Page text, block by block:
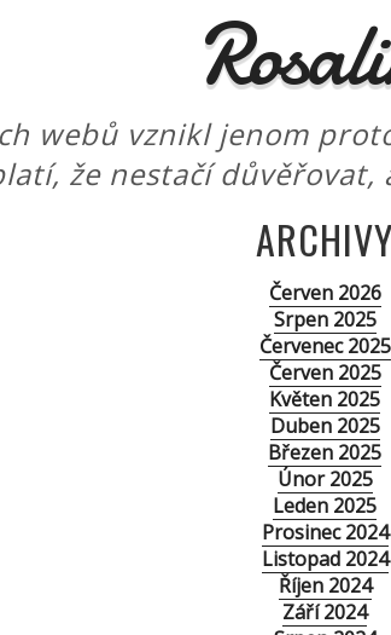
webů vznikl jenom
že nestačí
ARCHIVY
Červen 2026
Srpen 2025
Červenec 2025
Červen 2025
Květen 2025
Duben 2025
Březen 2025
Únor 2025
Leden 2025
Prosinec 2024
Listopad 2024
Říjen 2024
Září 2024